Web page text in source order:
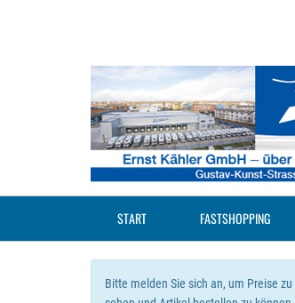
START FASTSHOPPING
Bitte melden Sie sich an, um Preise zu